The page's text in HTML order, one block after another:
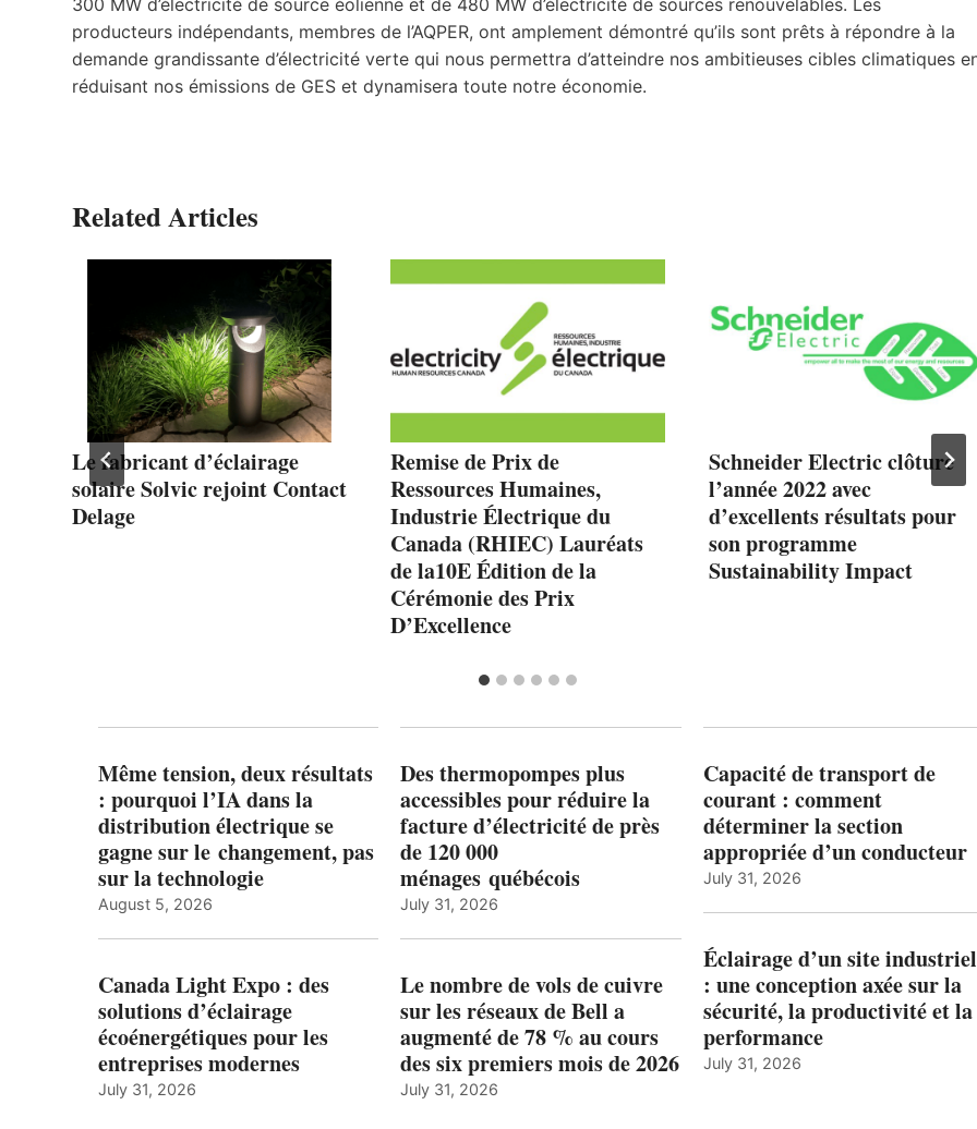
producteurs indépendants, membres de l’AQPER, ont amplement démontré qu’ils sont prêts à répondre à la
demande grandissante d’électricité verte qui nous permettra d’atteindre nos ambitieuses cibles climatiques
réduisant nos émissions de GES et dynamisera toute notre économie.
Related Articles
Le fabricant d’éclairage
solaire Solvic rejoint Contact
Delage
Remise de Prix de
Ressources Humaines,
Industrie Électrique du
Canada (RHIEC) Lauréats
de la10E Édition de la
Cérémonie des Prix
D’Excellence
Schneider Electric clôture
l’année 2022 avec
d’excellents résultats pour
son programme
Sustainability Impact
Même tension, deux résultats
: pourquoi l’IA dans la
distribution électrique se
gagne sur le changement, pas
sur la technologie
August 5, 2026
Canada Light Expo : des
solutions d’éclairage
écoénergétiques pour les
entreprises modernes
July 31, 2026
Des thermopompes plus
accessibles pour réduire la
facture d’électricité de près
de 120 000
ménages québécois
July 31, 2026
Le nombre de vols de cuivre
sur les réseaux de Bell a
augmenté de 78 % au cours
des six premiers mois de 2026
July 31, 2026
Capacité de transport de
courant : comment
déterminer la section
appropriée d’un conducteur
July 31, 2026
Éclairage d’un site industriel
: une conception axée sur la
sécurité, la productivité et la
performance
July 31, 2026